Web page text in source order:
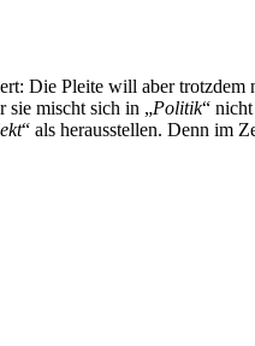
Die Pleite will aber
sie mischt sich in „Politik“
“ als herausstellen. Denn im